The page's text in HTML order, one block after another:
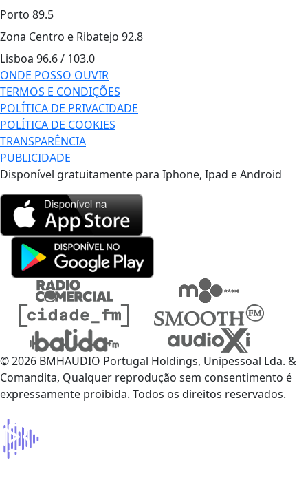
Porto 89.5
Zona Centro e Ribatejo 92.8
Lisboa 96.6 / 103.0
ONDE POSSO OUVIR
TERMOS E CONDIÇÕES
POLÍTICA DE PRIVACIDADE
POLÍTICA DE COOKIES
TRANSPARÊNCIA
PUBLICIDADE
Disponível gratuitamente para Iphone, Ipad e Android
© 2026 BMHAUDIO Portugal Holdings, Unipessoal Lda. &
Comandita, Qualquer reprodução sem consentimento é
expressamente proibida. Todos os direitos reservados.